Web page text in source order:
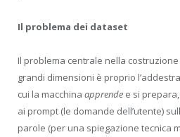
Il problema dei dataset
Il problema centrale nella
grandi dimensioni è proprio
cui la macchina apprende e si
ai prompt (le domande dell’utente)
parole (per una spiegazione tecnica